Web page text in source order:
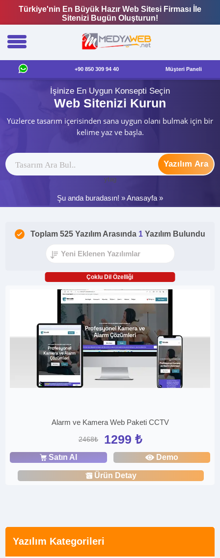
Türkiye'nin En Büyük Hazır Web Sitesi Firması İle
Sitenizi Bugün Oluşturun!
+90 850 309 94 40 Müşteri Paneli
İşinize En Uygun Konsepti Seçin
Web Sitenizi Kurun
Yüzlerce tasarım içerisinden sana uygun olanı bulmak için bir
kelime yaz ve başla.
Yazılım Ara
ytag
Şu anda buradasın! »Anasayfa »
Yazılım Kategorileri
Toplam 525 Yazılım Arasında 1 Yazılım Bulundu
Çoklu Dil Özelliği
Alarm ve Kamera Web Paketi CCTV
2468₺ 1299 ₺
Satın Al Demo
Ürün Detay